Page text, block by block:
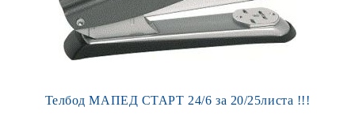
Телбод МАПЕД СТАРТ 24/6 за 20/25листа !!!